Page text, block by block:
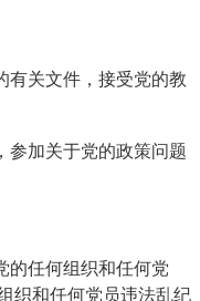
有关文件，接受党的教
参加关于党的政策问题
的任何组织和任何党
织和任何党员违法乱纪